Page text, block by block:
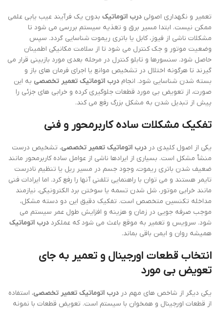
تعمیر و نگهداری اصولی درب اتوماتیک بدون یک فرآیند عیب یابی علمی
ممکن نیست. ابتدا مسیر برق و تغذیه سیستم بررسی می شود تا
مشکلات ناشی از فیوز، کابل یا باتری ریموت شناسایی گردد. سپس
وضعیت موتور و جک کنترل می شود تا از سلامت مکانیکی اطمینان
حاصل شود. سنسورها و تابلو کنترل در مرحله بعدی مورد بازبینی قرار می
گیرند تا هرگونه اختلال در تشخیص موانع یا اجرای فرمان های باز و
بسته شدن شناسایی شود. انجام درب اتوماتیک تعمیر تخصصی به این
صورت، از تعویض بی مورد قطعات جلوگیری کرده و خرابی های جزئی را
پیش از تبدیل شدن به مشکل بزرگ رفع می کند.
تفکیک مشکلات ساده کاربرمحور و فنی
یکی از اصول کلیدی در درب اتوماتیک تعمیر تخصصی، تشخیص درست
منشأ مشکل است. بسیاری از ایرادها ناشی از عوامل ساده کاربرمحور مانند
ضعیف شدن باتری ریموت، وجود جسم در مسیر ریل یا تنظیم نادرست
تایمر هستند و می توان با راهنمایی تلفنی آنها را رفع کرد. اما ایرادات فنی
مانند خرابی موتور، شل شدن تسمه یا سوختن برد الکترونیکی، نیازمند
مداخله تکنسین متخصص است. تفکیک دقیق این دو دسته مشکل،
موجب صرفه جویی در زمان و هزینه و افزایش طول عمر سیستم می
شود. سرویس و تعمیر به موقع باعث می شود که عملکرد درب اتوماتیک
همیشه روان و ایمن باقی بماند.
انتخاب قطعات اورجینال و تعمیر به جای
تعویض بی مورد
یکی دیگر از شاخص های مهم در درب اتوماتیک تعمیر تخصصی، استفاده
از قطعات اورجینال و همخوان با سیستم است. تعویض قطعات با نمونه